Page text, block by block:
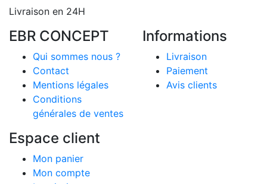
Livraison en 24H
EBR CONCEPT
Qui sommes nous ?
Contact
Mentions légales
Conditions
générales de ventes
Informations
Livraison
Paiement
Avis clients
Espace client
Mon panier
Mon compte